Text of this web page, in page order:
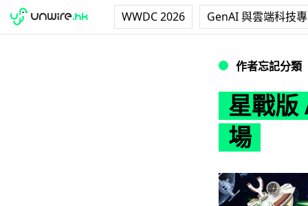
WWDC 2026 GenAI 與雲端科技
作者忘記分類
星戰版
場